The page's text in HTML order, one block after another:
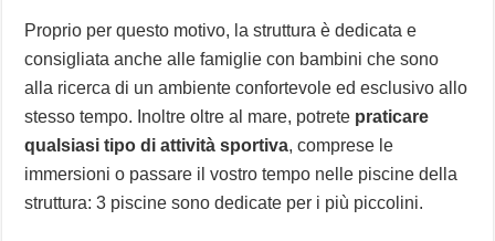
Proprio per questo motivo, la struttura è dedicata e
consigliata anche alle famiglie con bambini che sono
alla ricerca di un ambiente confortevole ed esclusivo allo
stesso tempo. Inoltre oltre al mare, potrete praticare
qualsiasi tipo di attività sportiva, comprese le
immersioni o passare il vostro tempo nelle piscine della
struttura: 3 piscine sono dedicate per i più piccolini.